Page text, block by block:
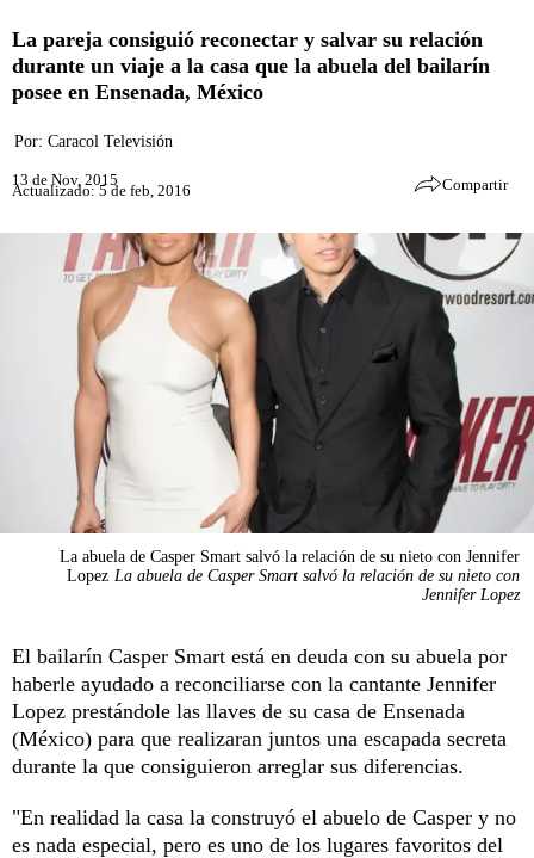
La pareja consiguió reconectar y salvar su relación
durante un viaje a la casa que la abuela del bailarín
posee en Ensenada, México
Por: Caracol Televisión
13 de Nov, 2015
Actualizado: 5 de feb, 2016 Compartir
La abuela de Casper Smart salvó la relación de su nieto con Jennifer
Lopez La abuela de Casper Smart salvó la relación de su nieto con
Jennifer Lopez
El bailarín Casper Smart está en deuda con su abuela por
haberle ayudado a reconciliarse con la cantante Jennifer
Lopez prestándole las llaves de su casa de Ensenada
(México) para que realizaran juntos una escapada secreta
durante la que consiguieron arreglar sus diferencias.
"En realidad la casa la construyó el abuelo de Casper y no
es nada especial, pero es uno de los lugares favoritos del